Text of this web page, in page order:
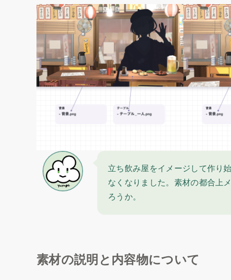
立ち飲み屋をイメージして作り
なくなりました。素材の都合上
ろうか。
素材の説明と内容物について